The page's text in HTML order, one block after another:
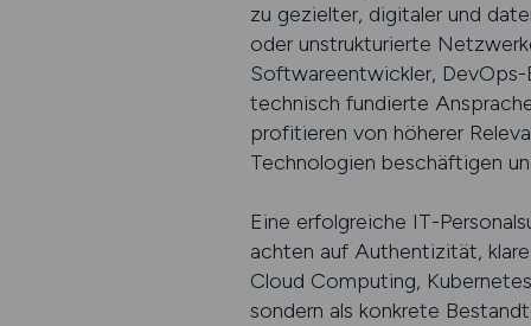
zu gezielter, digitaler und
oder unstrukturierte
Softwareentwickler,
technisch fundierte
profitieren von höherer
Technologien beschäftigen
Eine erfolgreiche IT-
achten auf Authentizität,
Cloud Computing,
sondern als konkrete